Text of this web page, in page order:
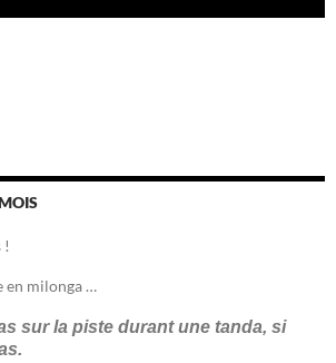
!
en milonga …
sur la piste durant une tanda, si